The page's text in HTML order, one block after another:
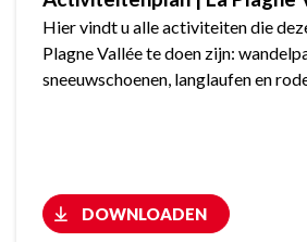
Hier vindt u alle activiteiten die
Plagne Vallée te doen zijn:
sneeuwschoenen, langlaufen en
DOWNLOADEN